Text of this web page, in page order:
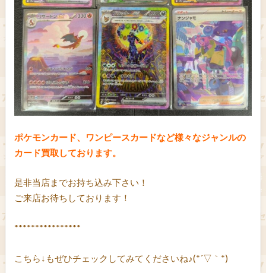
ポケモンカード、ワンピースカードなど様々なジャンルの
カード買取しております。
是非当店までお持ち込み下さい！
ご来店お待ちしております！
****************
こちら↓もぜひチェックしてみてくださいね♪(*´▽｀*)